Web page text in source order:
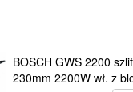
BOSCH GWS 2200
230mm 2200W wł. z